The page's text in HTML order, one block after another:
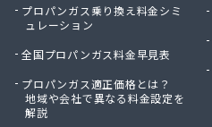
プロパンガス乗り換え料金シミ
ュレーション
全国プロパンガス料金早見表
プロパンガス適正価格とは？
地域や会社で異なる料金設定を
解説